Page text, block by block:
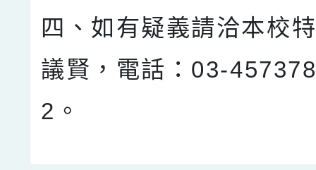
四、如有疑義請洽本校
議賢，電話：03-
2。